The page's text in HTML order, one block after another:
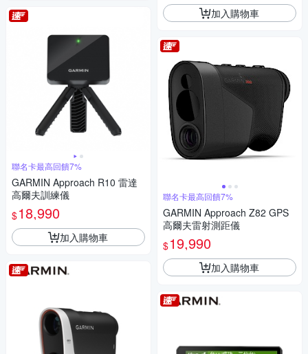
聯名卡最高回饋7%
GARMIN Approach R10 雷達
高爾夫訓練儀
$18,990
加入購物車
加入購物車
聯名卡最高回饋7%
GARMIN Approach Z82 GPS
高爾夫雷射測距儀
$19,990
加入購物車